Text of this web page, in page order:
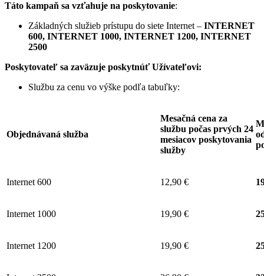
Táto kampaň sa vzťahuje na poskytovanie:
Základných služieb prístupu do siete Internet – INTERNET
600, INTERNET 1000, INTERNET 1200, INTERNET
2500
Poskytovateľ sa zaväzuje poskytnúť Užívateľovi:
Službu za cenu vo výške podľa tabuľky:
Objednávaná služba
Mesačná cena za
službu počas prvých 24
mesiacov poskytovania
služby
Internet 600 12,90 €
Internet 1000 19,90 €
Internet 1200 19,90 €